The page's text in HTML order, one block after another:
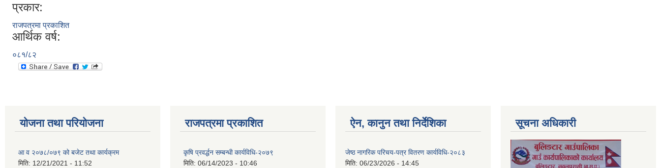
प्रकार:
राजपत्रमा प्रकाशित
आर्थिक वर्ष:
०८१/८२
योजना तथा परियोजना
आ व २०७८/०७९ को बजेट तथा कार्यक्रम
मिति: 12/21/2021 - 11:52
राजपत्रमा प्रकाशित
कृषि प्रवर्द्धन सम्बन्धी कार्यविधि-२०७९
मिति: 06/14/2023 - 10:46
ऐन, कानुन तथा निर्देशिका
जेष्ठ नागरिक परिचय-पत्र वितरण कार्यविधि-२०८३
मिति: 06/23/2026 - 14:45
सूचना अधिकारी